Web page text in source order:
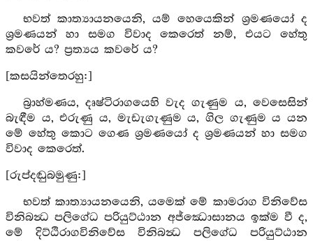
භවත් කාත්‍යායනයෙනි, යම් හෙයෙකින් ශ්‍රමණයෝ ද
ශ්‍රමණයන් හා සමග විවාද කෙරෙත් නම්, එයට හේතු
කවරේ ය? ප්‍රත්‍යය කවරේ ය?
[කසයින්තෙරහු:]
බ්‍රාහ්මණය, දෘෂ්ටිරාගයෙහි වැද ගැණුම ය, වෙසෙසින්
බැඳීම ය, එරුණු ය, මැඩැගැණුම ය, ගිල ගැණුම ය යන
මේ හේතු කොට ගෙණ ශ්‍රමණයෝ ද ශ්‍රමණයන් හා සමග
විවාද කෙරෙත්.
[රුප්දඬුබමුණු:]
භවත් කාත්‍යායනයෙනි, යමෙක් මේ කාමරාග විනිවේස
විනිබන්‍ධ පලිගේධ පරියුට්ඨාන අජ්ඣොසානය ඉක්ම වී ද,
මේ දිට්ඨිරාගවිනිවේස විනිබන්‍ධ පලිගේධ පරියුට්ඨාන